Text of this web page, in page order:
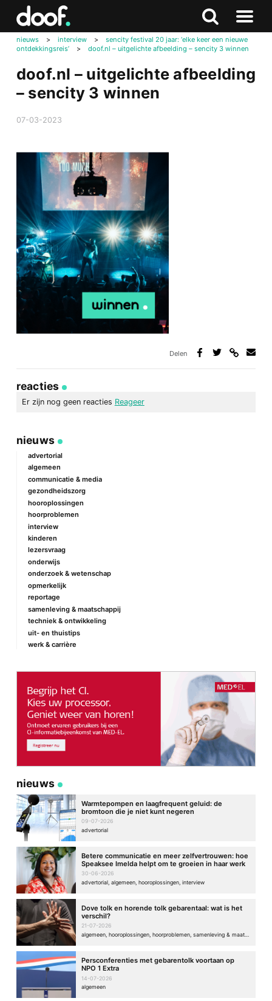
Zoeken
Naar
menu
nieuws > interview >
sencity festival 20 jaar: ‘elke keer een nieuwe
ontdekkingsreis’
> doof.nl – uitgelichte afbeelding – sencity 3 winnen
doof.nl – uitgelichte afbeelding
– sencity 3 winnen
07-03-2023
Delen
reacties
Er zijn nog geen reacties Reageer
Je e-mailadres wordt niet gepubliceerd.
gemarkeerd met
*
Naam*
E-mail*
nieuws
advertorial
algemeen
communicatie & media
gezondheidszorg
hooroplossingen
hoorproblemen
interview
kinderen
lezersvraag
onderwijs
onderzoek & wetenschap
opmerkelijk
reportage
samenleving & maatschappij
techniek & ontwikkeling
uit- en thuistips
werk & carrière
nieuws
Warmtepompen en laagfrequent geluid: de
bromtoon die je niet kunt negeren
09-07-2026
advertorial
Betere communicatie en meer zelfvertrouwen: hoe
Speaksee Imelda helpt om te groeien in haar werk
30-06-2026
advertorial, algemeen, hooroplossingen, interview
Dove tolk en horende tolk gebarentaal: wat is het
verschil?
21-07-2026
Persconferenties met gebarentolk voortaan op
NPO 1 Extra
14-07-2026
algemeen
Doof.nl
Zoeken
naar
boven